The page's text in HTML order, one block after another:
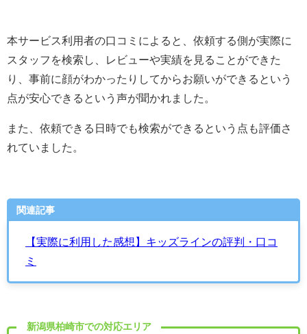
本サービス利用者の口コミによると、依頼する側が実際に
スタッフを検索し、レビューや実績を見ることができた
り、事前に顔がわかったりしてからお願いができるという
点が安心できるという声が聞かれました。
また、依頼できる日時でも検索ができるという点も評価さ
れていました。
関連記事
【実際に利用した感想】キッズラインの評判・口コ
ミ
新潟県柏崎市での対応エリア